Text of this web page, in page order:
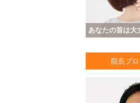
あなたの首は大
院長プ